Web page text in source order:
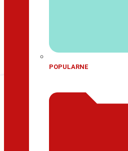
POPULARNE